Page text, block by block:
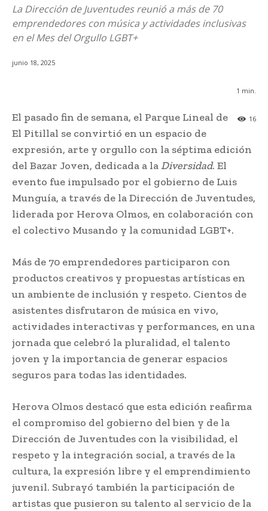
La Dirección de Juventudes reunió a más de 70
emprendedores con música y actividades inclusivas
en el Mes del Orgullo LGBT+
junio 18, 2025
1 min.
16
El pasado fin de semana, el Parque Lineal de
El Pitillal se convirtió en un espacio de
expresión, arte y orgullo con la séptima edición
del Bazar Joven, dedicada a la Diversidad. El
evento fue impulsado por el gobierno de Luis
Munguía, a través de la Dirección de Juventudes,
liderada por Herova Olmos, en colaboración con
el colectivo Musando y la comunidad LGBT+.
Más de 70 emprendedores participaron con
productos creativos y propuestas artísticas en
un ambiente de inclusión y respeto. Cientos de
asistentes disfrutaron de música en vivo,
actividades interactivas y performances, en una
jornada que celebró la pluralidad, el talento
joven y la importancia de generar espacios
seguros para todas las identidades.
Herova Olmos destacó que esta edición reafirma
el compromiso del gobierno del bien y de la
Dirección de Juventudes con la visibilidad, el
respeto y la integración social, a través de la
cultura, la expresión libre y el emprendimiento
juvenil. Subrayó también la participación de
artistas que pusieron su talento al servicio de la